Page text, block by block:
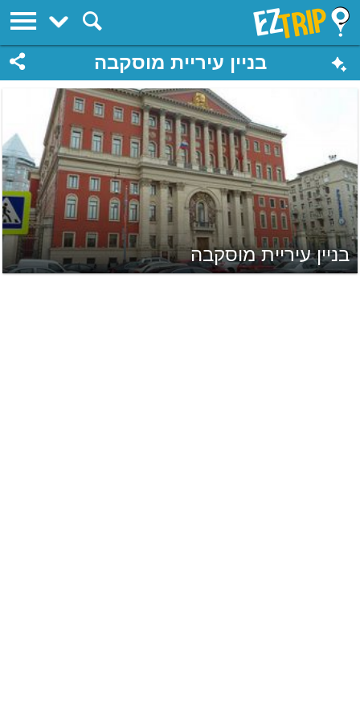
EZTrip
בניין עיריית מוסקבה
בניין עיריית מוסקבה